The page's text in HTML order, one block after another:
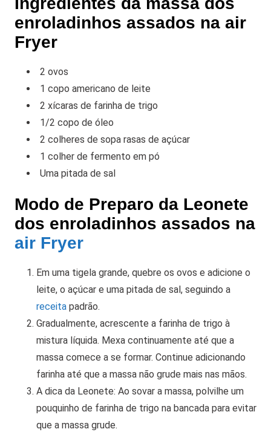
enroladinhos assados na air
Fryer
2 ovos
1 copo americano de leite
2 xícaras de farinha de trigo
1/2 copo de óleo
2 colheres de sopa rasas de açúcar
1 colher de fermento em pó
Uma pitada de sal
Modo de Preparo da Leonete
dos enroladinhos assados na
air Fryer
Em uma tigela grande, quebre os ovos e adicione o
leite, o açúcar e uma pitada de sal, seguindo a
receita padrão.
Gradualmente, acrescente a farinha de trigo à
mistura líquida. Mexa continuamente até que a
massa comece a se formar. Continue adicionando
farinha até que a massa não grude mais nas mãos.
A dica da Leonete: Ao sovar a massa, polvilhe um
pouquinho de farinha de trigo na bancada para evitar
que a massa grude.